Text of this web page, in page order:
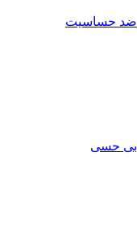
ضد حساسیت
بی حسی